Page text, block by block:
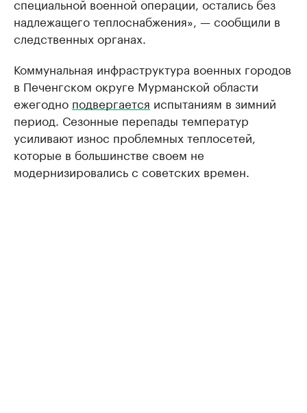
надлежащего теплоснабжения», — сообщили в
следственных органах.
Коммунальная инфраструктура военных городов
в Печенгском округе Мурманской области
ежегодно подвергается испытаниям в зимний
период. Сезонные перепады температур
усиливают износ проблемных теплосетей,
которые в большинстве своем не
модернизировались с советских времен.